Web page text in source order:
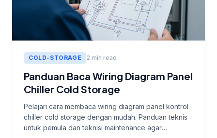
COLD-STORAGE 2 min read
Panduan Baca Wiring Diagram Panel
Chiller Cold Storage
Pelajari cara membaca wiring diagram panel kontrol
chiller cold storage dengan mudah. Panduan teknis
untuk pemula dan teknisi maintenance agar